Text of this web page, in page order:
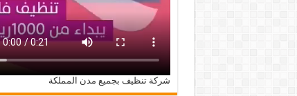
شركة تنظيف بجميع مدن المملكة